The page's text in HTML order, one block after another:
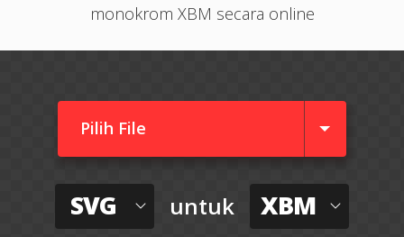
monokrom XBM secara online
Pilih File
SVG untuk XBM